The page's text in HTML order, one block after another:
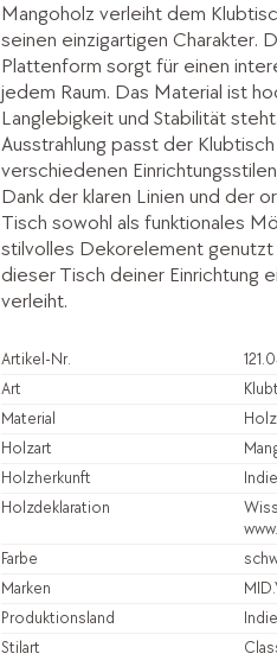
Mangoholz verleiht dem
seinen einzigartigen Charakter.
Plattenform sorgt für einen
jedem Raum. Das Material ist
Langlebigkeit und Stabilität
Ausstrahlung passt der
verschiedenen
Dank der klaren Linien und der
Tisch sowohl als funktionales
stilvolles Dekorelement
dieser Tisch deiner Einrichtung
verleiht.
Artikel-Nr.
Art
Material
Holz
Holzart
Holzherkunft
Holzdeklaration
Farbe
Marken
Produktionsland
Stilart